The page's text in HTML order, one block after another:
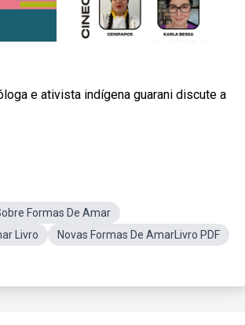
e ativista indígena guarani discute a
Formas De Amar
Livro
Novas Formas De AmarLivro PDF